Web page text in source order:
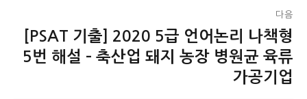
다음
[PSAT 기출] 2020 5급 언어논리 나책형
5번 해설 – 축산업 돼지 농장 병원균 육류
가공기업